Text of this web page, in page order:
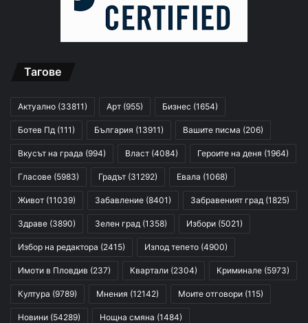
Тагове
Актуално (33811) Арт (955) Бизнес (1654)
Ботев Пд (111) България (13911) Вашите писма (206)
Вкусът на града (994) Власт (4084) Героите на деня (1964)
Гласове (5983) Градът (31292) Евала (1068)
Живот (11039) Забавление (8401) Забравеният град (1825)
Здраве (3890) Зелен град (1358) Избори (5021)
Избор на редактора (2415) Изпод тепето (4900)
Имоти в Пловдив (237) Квартали (2304) Криминале (5973)
Култура (9789) Мнения (12142) Моите отговори (115)
Новини (54289) Нощна смяна (1484)